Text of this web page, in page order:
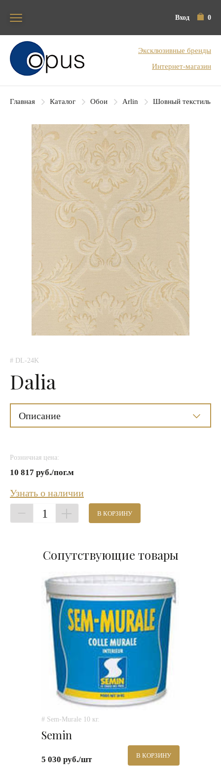
Вход 0
Блок поиска
Эксклюзивные бренды
Интернет-магазин
Главная Каталог Обои Arlin Шовный текстиль
# DL-24K
Dalia
Описание
Розничная цена:
10 817 руб./пог.м
Узнать о наличии
1 В КОРЗИНУ
Сопутствующие товары
# Sem-Murale 10 кг.
Semin
5 030 руб./шт В КОРЗИНУ